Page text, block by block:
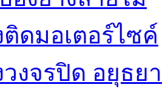
ดมอเตอร์ไซค์
งจรปิด อยุธยา